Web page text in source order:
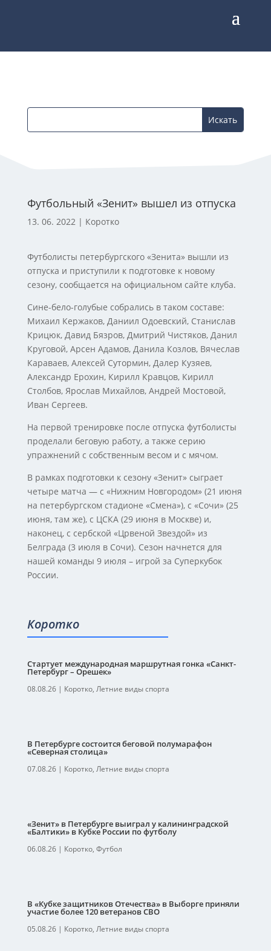
Футбольный «Зенит» вышел из отпуска
13. 06. 2022| Коротко
Футболисты петербургского «Зенита» вышли из
отпуска и приступили к подготовке к новому
сезону, сообщается на официальном сайте клуба.
Сине-бело-голубые собрались в таком составе:
Михаил Кержаков, Даниил Одоевский, Станислав
Крицюк, Давид Бязров, Дмитрий Чистяков, Данил
Круговой, Арсен Адамов, Данила Козлов, Вячеслав
Караваев, Алексей Сутормин, Далер Кузяев,
Александр Ерохин, Кирилл Кравцов, Кирилл
Столбов, Ярослав Михайлов, Андрей Мостовой,
Иван Сергеев.
На первой тренировке после отпуска футболисты
проделали беговую работу, а также серию
упражнений с собственным весом и с мячом.
В рамках подготовки к сезону «Зенит» сыграет
четыре матча — с «Нижним Новгородом» (21 июня
на петербургском стадионе «Смена»), с «Сочи» (25
июня, там же), с ЦСКА (29 июня в Москве) и,
наконец, с сербской «Црвеной Звездой» из
Белграда (3 июля в Сочи). Сезон начнется для
нашей команды 9 июля – игрой за Суперкубок
России.
Коротко
Стартует международная маршрутная гонка «Санкт-
Петербург – Орешек»
08.08.26| Коротко, Летние виды спорта
В Петербурге состоится беговой полумарафон
«Северная столица»
07.08.26| Коротко, Летние виды спорта
«Зенит» в Петербурге выиграл у калининградской
«Балтики» в Кубке России по футболу
06.08.26| Коротко, Футбол
В «Кубке защитников Отечества» в Выборге приняли
участие более 120 ветеранов СВО
05.08.26| Коротко, Летние виды спорта